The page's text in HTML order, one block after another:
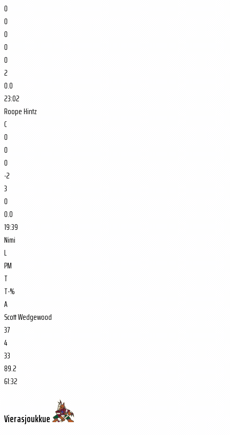
0
0
0
0
0
2
0.0
23:02
Roope Hintz
C
0
0
0
-2
3
0
0.0
19:39
Nimi
L
PM
T
T-%
A
Scott Wedgewood
37
4
33
89.2
61:32
Vierasjoukkue